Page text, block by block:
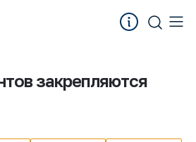
закрепляются